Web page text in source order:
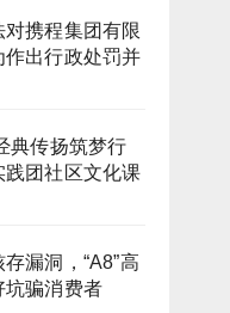
携程集团有限
出行政处罚并
典传扬筑梦行
团社区文化课
漏洞，“A8”高
坑骗消费者